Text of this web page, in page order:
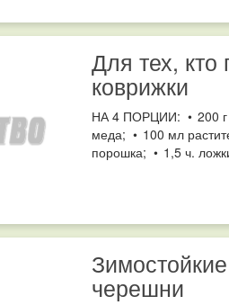
Для тех, кто
коврижки
НА 4 ПОРЦИИ: • 200 г
меда; • 100 мл
порошка; • 1,5 ч.
черешни